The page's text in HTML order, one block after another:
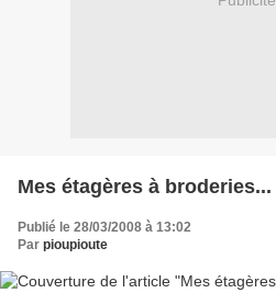
Mes étagères à broderies...
Publié le 28/03/2008 à 13:02
Par pioupioute